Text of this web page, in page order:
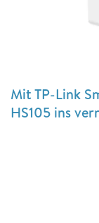
Mit TP-Link
HS105 ins